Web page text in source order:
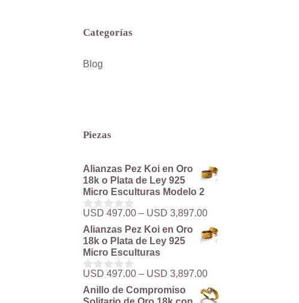
Categorías
Blog
Piezas
Alianzas Pez Koi en Oro
18k o Plata de Ley 925
Micro Esculturas Modelo 2
0
d
e
5
USD 497.00 – USD 3,897.00Rango
precios:
hasta
Alianzas Pez Koi en Oro
18k o Plata de Ley 925
Micro Esculturas
0
d
e
USD 497.00 – USD 3,897.00Rango
de
precios:
Anillo de Compromiso